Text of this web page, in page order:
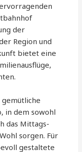
der
Region und
bietet eine
in dem sowohl
das Mittags-
sorgen. Für
gestaltete